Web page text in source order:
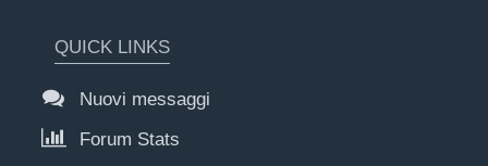
QUICK LINKS
Nuovi messaggi
Forum Stats